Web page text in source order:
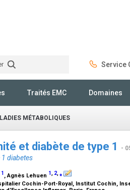
Service
Traités EMC Domaines
MÉTABOLIQUES
et diabète de type 1 -
diabetes
1 , Agnès Lehuen 1, 2,⁎
Cochin-Port-Royal, Institut Cochin,